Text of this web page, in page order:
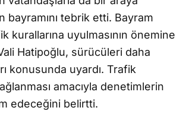
bayramını tebrik etti. Bayram
kurallarına uyulmasının önemine
Hatipoğlu, sürücüleri daha
konusunda uyardı. Trafik
amacıyla denetimlerin
edeceğini belirtti.